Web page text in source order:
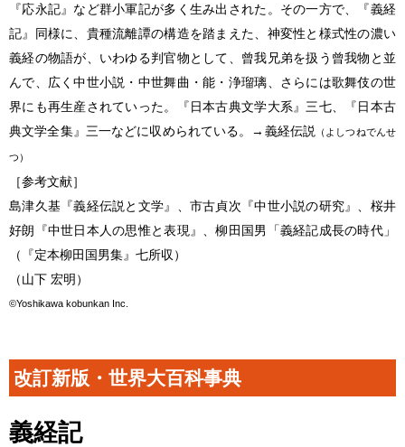
『応永記』など群小軍記が多く生み出された。その一方で、『義経
記』同様に、貴種流離譚の構造を踏まえた、神変性と様式性の濃い
義経の物語が、いわゆる判官物として、曾我兄弟を扱う曾我物と並
んで、広く中世小説・中世舞曲・能・浄瑠璃、さらには歌舞伎の世
界にも再生産されていった。『日本古典文学大系』三七、『日本古
典文学全集』三一などに収められている。→義経伝説
（よしつねでんせ
つ）
［参考文献］
島津久基『義経伝説と文学』、市古貞次『中世小説の研究』、桜井
好朗『中世日本人の思惟と表現』、柳田国男「義経記成長の時代」
（『定本柳田国男集』七所収）
（山下 宏明）
©Yoshikawa kobunkan Inc.
改訂新版・世界大百科事典
義経記